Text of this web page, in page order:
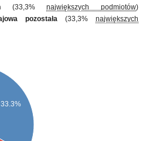
(33,3%największych podmiotów)
pozostała(33,3%największych
33.3%